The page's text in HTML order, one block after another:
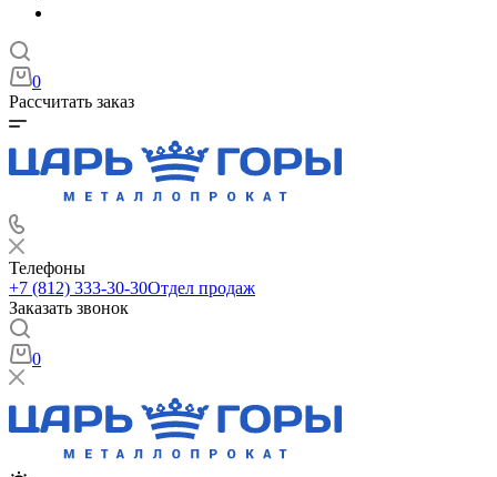
0
Рассчитать заказ
Телефоны
+7 (812) 333-30-30Отдел продаж
Заказать звонок
0